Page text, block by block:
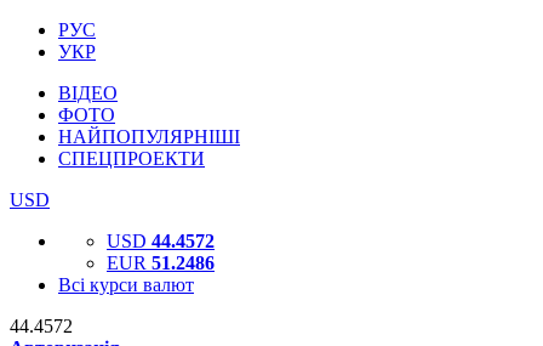
РУС
УКР
ВІДЕО
ФОТО
НАЙПОПУЛЯРНІШІ
СПЕЦПРОЕКТИ
USD
USD 44.4572
EUR 51.2486
Всі курси валют
44.4572